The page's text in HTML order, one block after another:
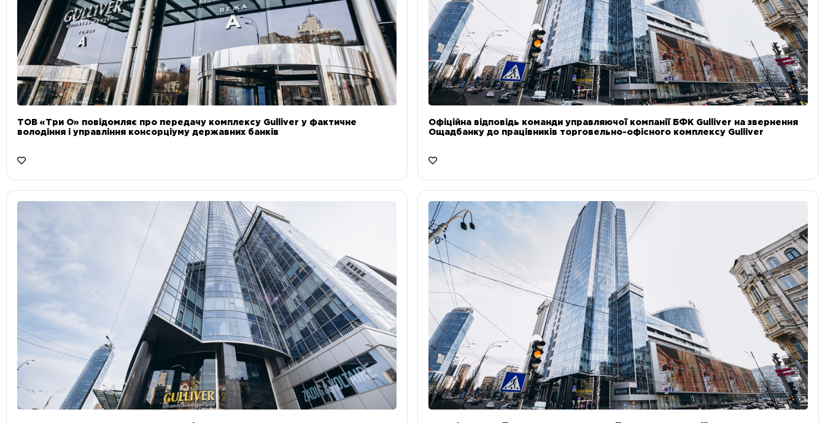
ТОВ «Три О» повідомляє про передачу комплексу Gulliver у фактичне
володіння і управління консорціуму державних банків
Офіційна відповідь команди управляючої компанії БФК Gulliver на звернення
Ощадбанку до працівників торговельно-офісного комплексу Gulliver